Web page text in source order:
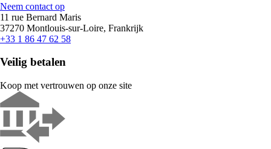
Neem contact op
11 rue Bernard Maris
37270 Montlouis-sur-Loire, Frankrijk
+33 1 86 47 62 58
Veilig betalen
Koop met vertrouwen op onze site